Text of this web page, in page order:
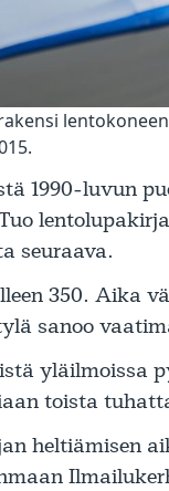
1990-luvun
seuraava.
350. Aika
sanoo
yläilmoissa
toista
heltiämisen